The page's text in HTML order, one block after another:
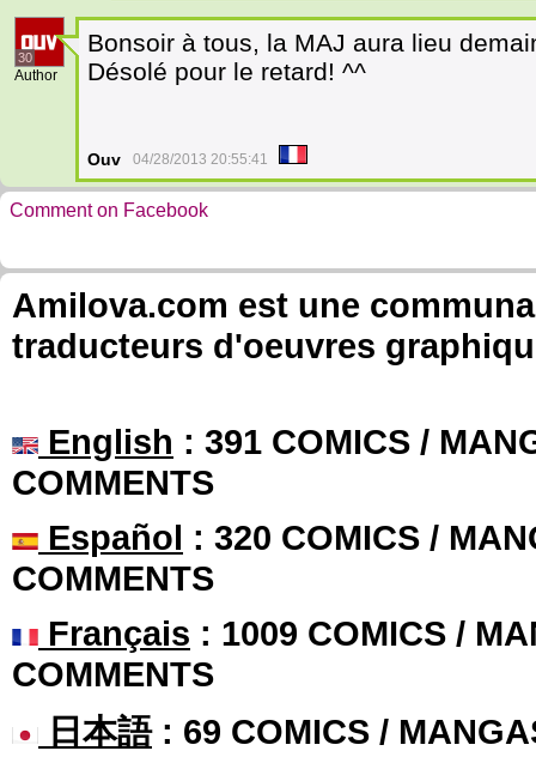
30
Author
Bonsoir à tous, la MAJ aura lieu
Désolé pour le retard! ^^
Ouv 04/28/2013 20:55:41
Comment on Facebook
Amilova.com est une
traducteurs d'oeuvres
English : 391 COMICS /
COMMENTS
Español : 320 COMICS /
COMMENTS
Français : 1009 COMICS /
COMMENTS
日本語: 69 COMICS /